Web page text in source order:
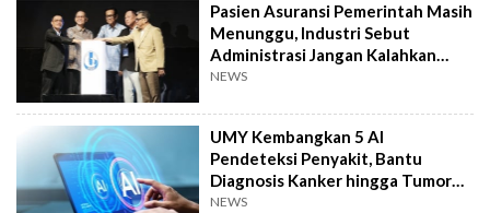
Pasien Asuransi Pemerintah Masih
Menunggu, Industri Sebut
Administrasi Jangan Kalahkan
Kemanusiaan
NEWS
UMY Kembangkan 5 AI
Pendeteksi Penyakit, Bantu
Diagnosis Kanker hingga Tumor
Otak Lebih Cepat
NEWS